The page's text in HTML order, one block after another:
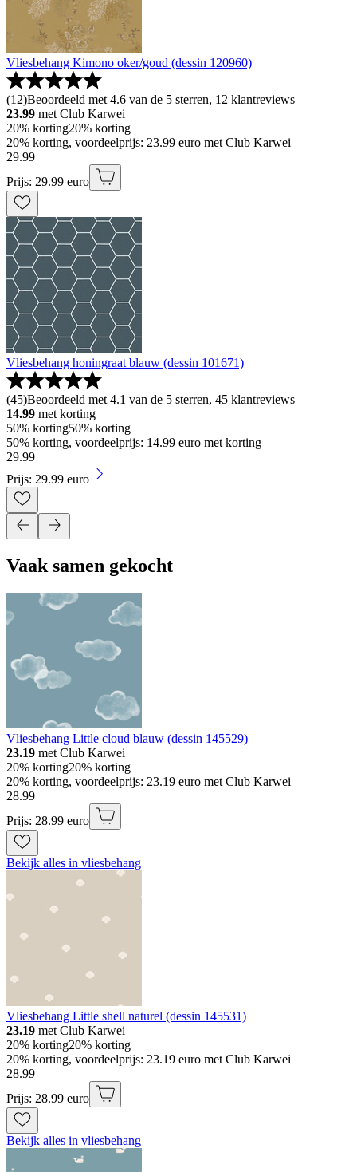
Vliesbehang Kimono oker/goud (dessin 120960)
(12)Beoordeeld met 4.6 van de 5 sterren, 12 klantreviews
23.99 met Club Karwei
20% korting20% korting
20% korting, voordeelprijs: 23.99 euro met Club Karwei
29.99
Prijs: 29.99 euro
Vliesbehang honingraat blauw (dessin 101671)
(45)Beoordeeld met 4.1 van de 5 sterren, 45 klantreviews
14.99 met korting
50% korting50% korting
50% korting, voordeelprijs: 14.99 euro met korting
29.99
Prijs: 29.99 euro
Vaak samen gekocht
Vliesbehang Little cloud blauw (dessin 145529)
23.19 met Club Karwei
20% korting20% korting
20% korting, voordeelprijs: 23.19 euro met Club Karwei
28.99
Prijs: 28.99 euro
Bekijk alles in vliesbehang
Vliesbehang Little shell naturel (dessin 145531)
23.19 met Club Karwei
20% korting20% korting
20% korting, voordeelprijs: 23.19 euro met Club Karwei
28.99
Prijs: 28.99 euro
Bekijk alles in vliesbehang